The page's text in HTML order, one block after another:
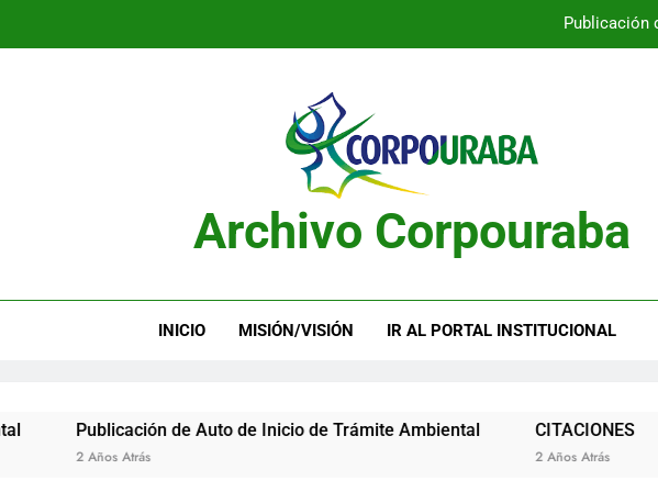
Publicación
Publicación
Archivo Corpouraba
INICIO MISIÓN/VISIÓN IR AL PORTAL INSTITUCIONAL
Publicación de Auto de Inicio de Trámite Ambiental
2 Años Atrás
CITACIONES
2 Años Atrás